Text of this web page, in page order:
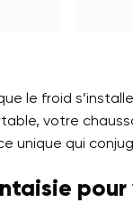
le froid
votre
unique qui
pour